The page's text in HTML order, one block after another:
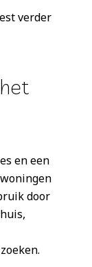
verder
en een
door